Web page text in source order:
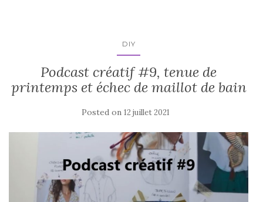
DIY
Podcast créatif #9, tenue de
printemps et échec de maillot de bain
Posted on 12 juillet 2021